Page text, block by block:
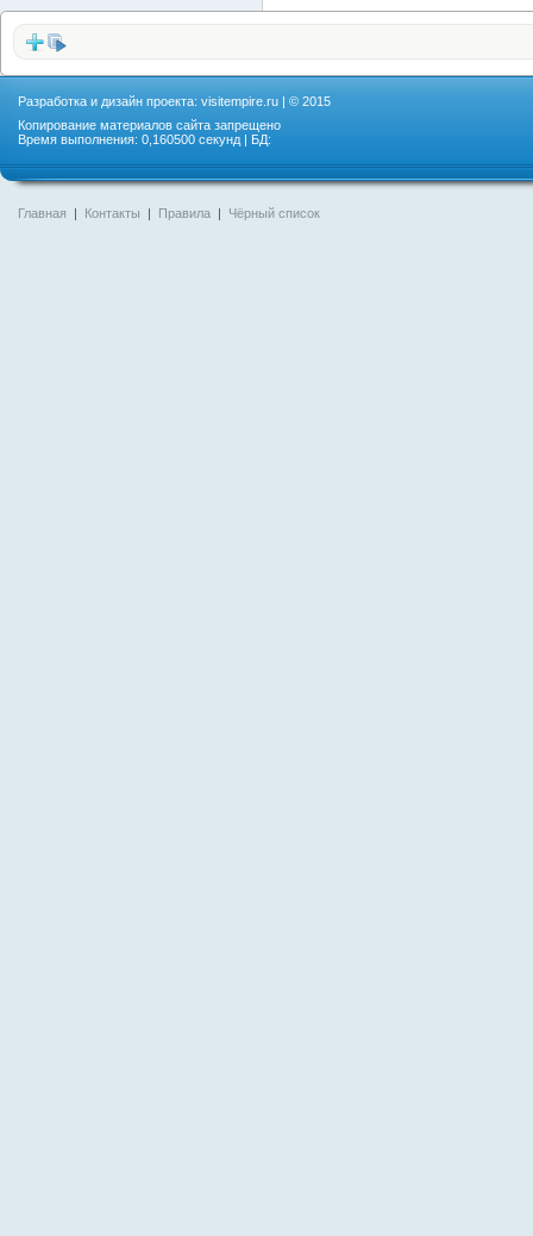
Разработка и дизайн проекта: visitempire.ru | © 2015
Копирование материалов сайта запрещено
Время выполнения: 0,160500 секунд | БД:
Главная | Контакты | Правила | Чёрный список